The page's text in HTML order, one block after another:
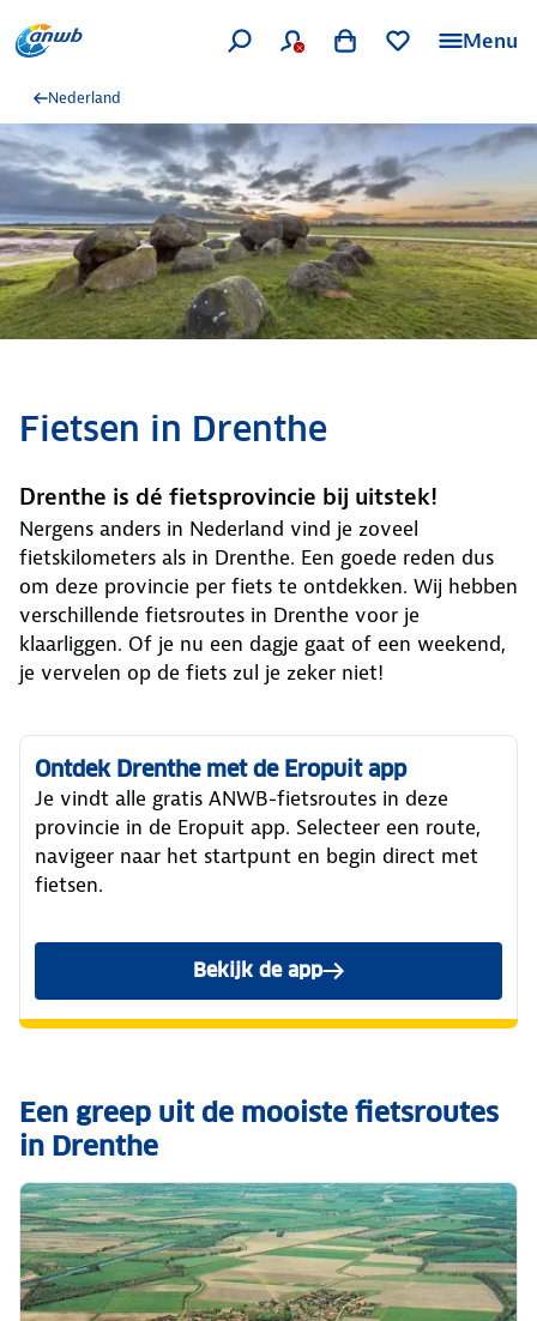
Menu
Nederland
Fietsen in Drenthe
Drenthe is dé fietsprovincie bij uitstek!
Nergens anders in Nederland vind je zoveel
fietskilometers als in Drenthe. Een goede reden dus
om deze provincie per fiets te ontdekken. Wij hebben
verschillende fietsroutes in Drenthe voor je
klaarliggen. Of je nu een dagje gaat of een weekend,
je vervelen op de fiets zul je zeker niet!
Ontdek Drenthe met de Eropuit app
Je vindt alle gratis ANWB-fietsroutes in deze
provincie in de Eropuit app. Selecteer een route,
navigeer naar het startpunt en begin direct met
fietsen.
Bekijk de app
Een greep uit de mooiste fietsroutes
in Drenthe